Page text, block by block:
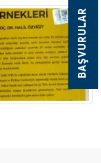
BAŞVURULAR